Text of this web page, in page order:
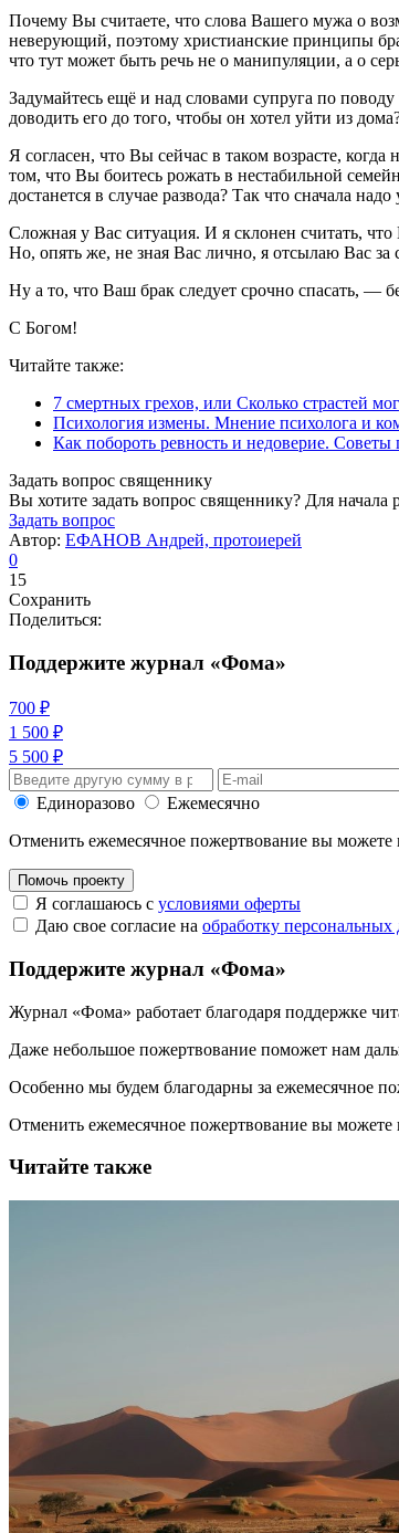
Почему Вы считаете, что слова Вашего мужа о
неверующий, поэтому христианские принципы
что тут может быть речь не о манипуляции, а о
Задумайтесь ещё и над словами супруга по
доводить его до того, чтобы он хотел уйти из
Я согласен, что Вы сейчас в таком возрасте,
том, что Вы боитесь рожать в нестабильной
достанется в случае развода? Так что сначала
Сложная у Вас ситуация. И я склонен считать,
Но, опять же, не зная Вас лично, я отсылаю Вас за
Ну а то, что Ваш брак следует срочно спасать, —
С Богом!
Читайте также:
7 смертных грехов, или Сколько страстей
Психология измены. Мнение психолога и
Как побороть ревность и недоверие. Советы
Задать вопрос священнику
Вы хотите задать вопрос священнику? Для
Задать вопрос
Автор: ЕФАНОВ Андрей, протоиерей
0
15
Сохранить
Поделиться:
Поддержите журнал «Фома»
700 ₽
1 500 ₽
5 500 ₽
Единоразово
Ежемесячно
Отменить ежемесячное пожертвование вы
Помочь проекту
Я соглашаюсь с условиями оферты
Даю свое согласие на обработку
Поддержите журнал «Фома»
Журнал «Фома» работает благодаря поддержке
Даже небольшое пожертвование поможет нам
Особенно мы будем благодарны за ежемесячное
Отменить ежемесячное пожертвование вы
Читайте также